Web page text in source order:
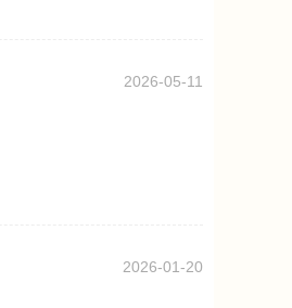
2026-05-11
2026-01-20